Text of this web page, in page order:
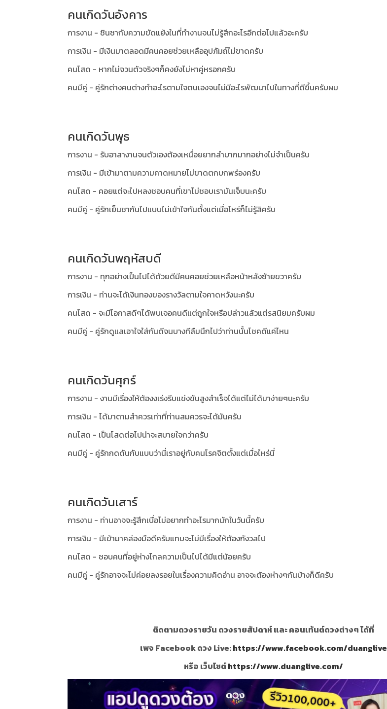
คนเกิดวันอังคาร
การงาน - ชินชากับความขัดแย้งในที่ทำงานจนไม่รู้สึกอะไรอีกต่อไปแล้วอะครับ
การเงิน - มีเงินมาตลอดมีคนคอยช่วยเหลืออุปภัมถ์ไม่ขาดครับ
คนโสด - หากไม่จวนตัวจริงๆก็คงยังไม่หาคู่หรอกครับ
คนมีคู่ - คู่รักต่างคนต่างทำอะไรตามใจตนเองจนไม่มีอะไรพัฒนาไปในทางที่ดีขึ้นครับผม
คนเกิดวันพุธ
การงาน - รับอาสางานจนตัวเองต้องเหนื่อยยากลำบากมากอย่างไม่จำเป็นครับ
การเงิน - มีเข้ามาตามความคาดหมายไม่ขาดตกบกพร่องครับ
คนโสด - คอยแต่จะไปหลงชอบคนที่เขาไม่ชอบเรามันเจ็บนะครับ
คนมีคู่ - คู่รักเย็นชากันไปแบบไม่เข้าใจกันตั้งแต่เมื่อไหร่ก็ไม่รู้สิครับ
คนเกิดวันพฤหัสบดี
การงาน - ทุกอย่างเป็นไปได้ด้วยดีมีคนคอยช่วยเหลือหน้าหลังซ้ายขวาครับ
การเงิน - ท่านจะได้เงินทองของรางวัลตามใจคาดหวังนะครับ
คนโสด - จะมีโอกาสดีๆได้พบเจอคนดีแต่ถูกใจหรือปล่าวแล้วแต่รสนิยมครับผม
คนมีคู่ - คู่รักดูแลเอาใจใส่กันดีจนบางทีลืมนึกไปว่าท่านนั้นโชคดีแค่ไหน
คนเกิดวันศุกร์
การงาน - งานมีเรื่องให้ต้องงเร่งรีบแข่งขันสูงสำเร็จได้แต่ไม่ได้มาง่ายๆนะครับ
การเงิน - ได้มาตามสำควรเท่าที่ท่านสมควรจะได้มันครับ
คนโสด - เป็นโสดต่อไปน่าจะสบายใจกว่าครับ
คนมีคู่ - คู่รักกดดันกับแบบว่านี่เราอยู่กับคนโรคจิตตั้งแต่เมื่อไหร่นี่
คนเกิดวันเสาร์
การงาน - ท่านอาจจะรู้สึกเบื่อไม่อยากทำอะไรมากนักในวันนี้ครับ
การเงิน - มีเข้ามาคล่องมือดีครับแทบจะไม่มีเรื่องให้ต้องกังวลไป
คนโสด - ชอบคนที่อยู่ห่างไกลความเป็นไปได้มีแต่น้อยครับ
คนมีคู่ - คู่รักอาจจะไม่ค่อยลงรอยในเรื่องความคิดอ่าน อาจจะต้องห่างๆกันบ้างก็ดีครับ
ติดตามดวงรายวัน ดวงรายสัปดาห์ และ คอนเท้นต์ดวงต่างๆ ได้ที่
เพจ Facebook ดวง Live:https://www.facebook.com/duanglive
หรือ เว็บไซต์https://www.duanglive.com/